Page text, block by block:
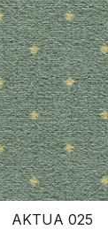
AKTUA 025